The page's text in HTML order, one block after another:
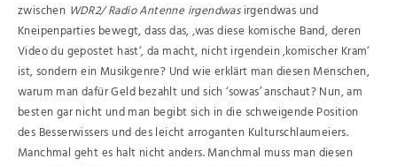
zwischen WDR2/ Radio Antenne irgendwasirgendwas und
Kneipenparties bewegt, dass das, ‚was diese komische Band, deren
Video du gepostet hast‘, da macht, nicht irgendein ‚komischer Kram‘
ist, sondern ein Musikgenre? Und wie erklärt man diesen Menschen,
warum man dafür Geld bezahlt und sich ‘sowas’ anschaut? Nun, am
besten gar nicht und man begibt sich in die schweigende Position
des Besserwissers und des leicht arroganten Kulturschlaumeiers.
Manchmal geht es halt nicht anders. Manchmal muss man diesen